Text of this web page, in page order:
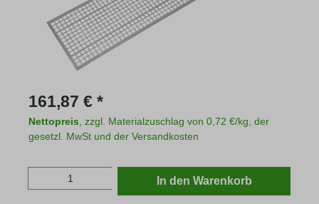
Regulärer Preis:
161,87 € *
Nettopreis , zzgl. Materialzuschlag von 0,72 €/kg, der
gesetzl. MwSt und der Versandkosten
Produkt Anzahl: Gib den gewünschten
In den Warenkorb